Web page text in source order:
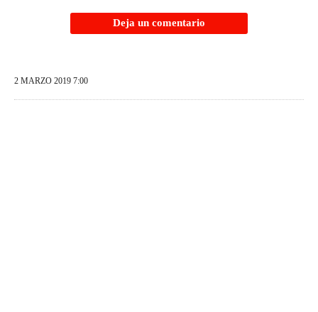
Deja un comentario
2 MARZO 2019 7:00